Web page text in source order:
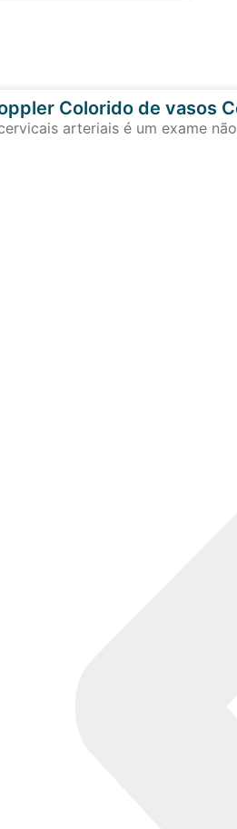
Colorido de vasos
arteriais é um exame